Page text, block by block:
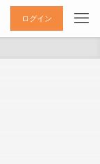
ログイン